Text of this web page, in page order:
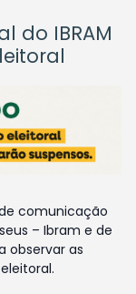
do IBRAM
comunicação
– Ibram e de
observar as